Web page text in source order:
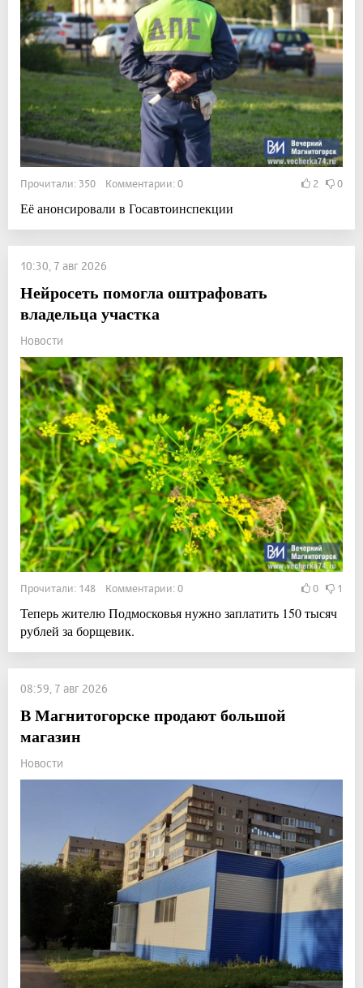
Прочитали: 350 Комментарии: 0 2 0
Её анонсировали в Госавтоинспекции
10:30, 7 авг 2026
Нейросеть помогла оштрафовать
владельца участка
Новости
Прочитали: 148 Комментарии: 0 0 1
Теперь жителю Подмосковья нужно заплатить 150 тысяч
рублей за борщевик.
08:59, 7 авг 2026
В Магнитогорске продают большой
магазин
Новости